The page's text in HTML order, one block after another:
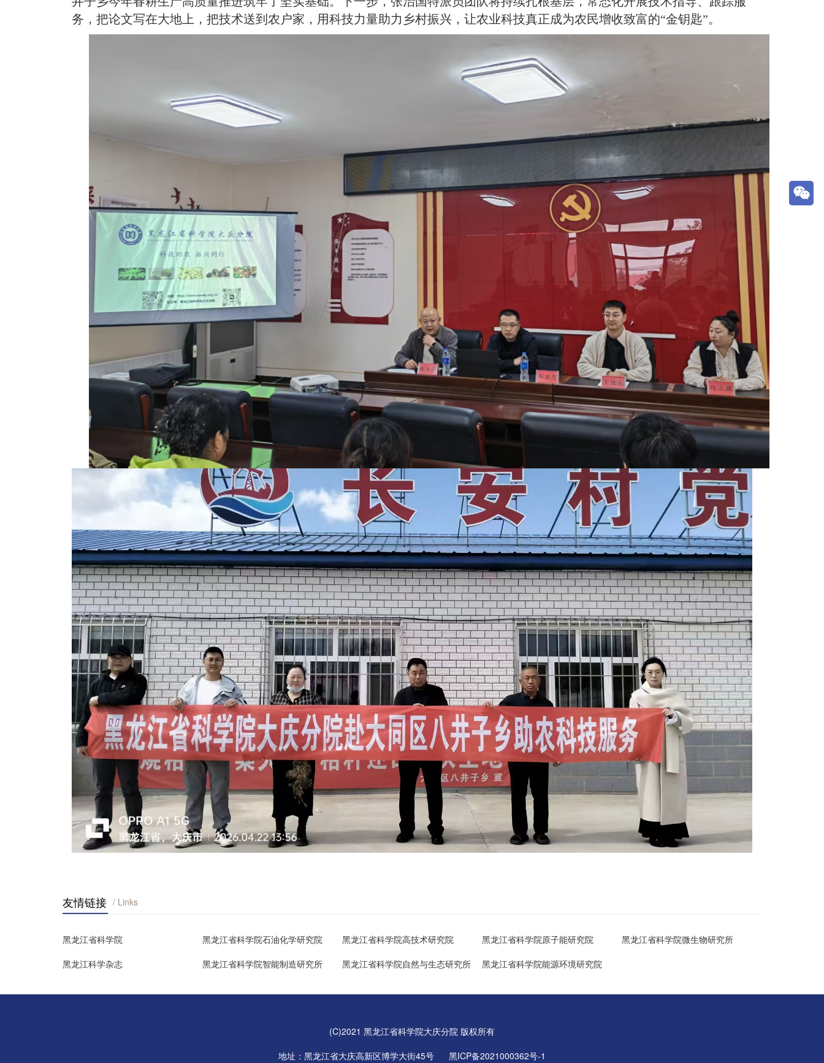
务，把论文写在大地上，把技术送到农户家，用科技力量助力乡村振兴，让农业科技真正成为农民增收致富的“金钥匙”。
友情链接 / Links
黑龙江省科学院 黑龙江省科学院石油化学研究院 黑龙江省科学院高技术研究院 黑龙江省科学院原子能研究院
黑龙江省科学院微生物研究所
黑龙江科学杂志
黑龙江省科学院智能制造研究所 黑龙江省科学院自然与生态研究所 黑龙江省科学院能源环境研究院
(C)2021 黑龙江省科学院大庆分院 版权所有
地址：黑龙江省大庆高新区博学大街45号
黑ICP备2021000362号-1